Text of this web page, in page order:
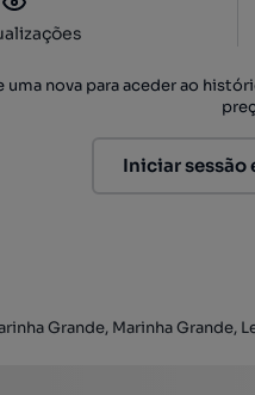
uma nova para aceder ao
Iniciar sessão
Grande, Marinha Grande,